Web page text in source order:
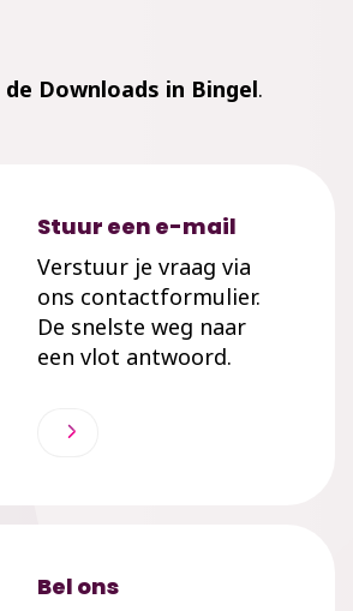
de Downloads in Bingel.
Stuur een e-mail
Verstuur je vraag via
ons contactformulier.
De snelste weg naar
een vlot antwoord.
Bel ons